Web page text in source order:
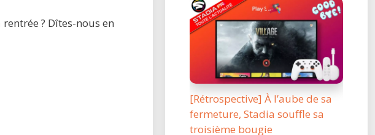
? Dîtes-nous en
[Rétrospective] À l’aube de sa
fermeture, Stadia souffle sa
troisième bougie